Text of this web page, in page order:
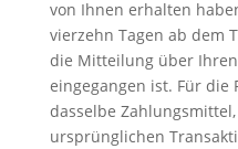
von Ihnen erhalten
vierzehn Tagen ab dem
die Mitteilung über
eingegangen ist. Für die
dasselbe
ursprünglichen